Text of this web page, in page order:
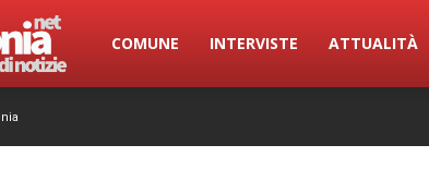
Carbonia.net
COMUNE INTERVISTE ATTUALITÀ